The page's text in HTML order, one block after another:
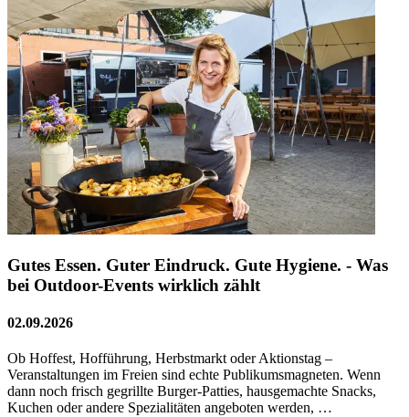
Gutes Essen. Guter Eindruck. Gute Hygiene. - Was
bei Outdoor-Events wirklich zählt
02.09.2026
Ob Hoffest, Hofführung, Herbstmarkt oder Aktionstag –
Veranstaltungen im Freien sind echte Publikumsmagneten. Wenn
dann noch frisch gegrillte Burger-Patties, hausgemachte Snacks,
Kuchen oder andere Spezialitäten angeboten werden, …